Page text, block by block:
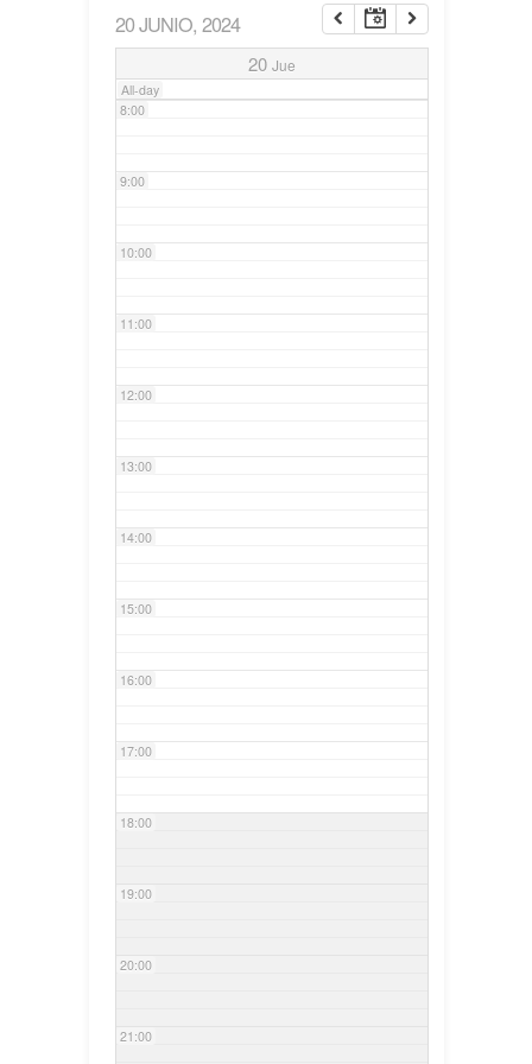
20 JUNIO, 2024
20 Jue
All-day
7:00
8:00
9:00
10:00
11:00
12:00
13:00
14:00
15:00
16:00
17:00
18:00
19:00
20:00
21:00